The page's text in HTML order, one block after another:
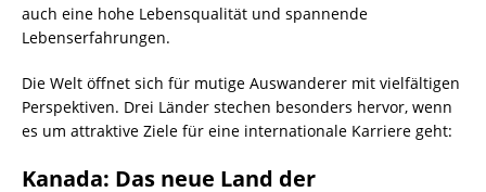
auch eine hohe Lebensqualität und spannende
Lebenserfahrungen.
Die Welt öffnet sich für mutige Auswanderer mit vielfältigen
Perspektiven. Drei Länder stechen besonders hervor, wenn
es um attraktive Ziele für eine internationale Karriere geht:
Kanada: Das neue Land der